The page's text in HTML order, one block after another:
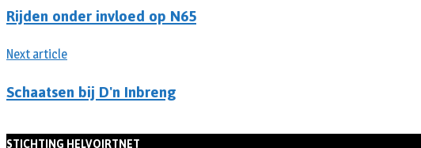
Rijden onder invloed op N65
Next article
Schaatsen bij D'n Inbreng